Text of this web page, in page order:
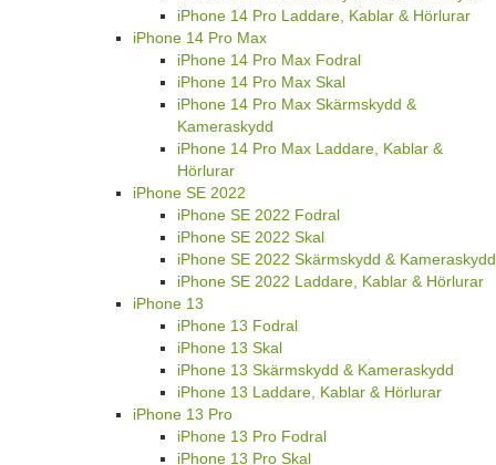
iPhone 14 Pro Laddare, Kablar & Hörlurar
iPhone 14 Pro Max
iPhone 14 Pro Max Fodral
iPhone 14 Pro Max Skal
iPhone 14 Pro Max Skärmskydd &
Kameraskydd
iPhone 14 Pro Max Laddare, Kablar &
Hörlurar
iPhone SE 2022
iPhone SE 2022 Fodral
iPhone SE 2022 Skal
iPhone SE 2022 Skärmskydd & Kameraskydd
iPhone SE 2022 Laddare, Kablar & Hörlurar
iPhone 13
iPhone 13 Fodral
iPhone 13 Skal
iPhone 13 Skärmskydd & Kameraskydd
iPhone 13 Laddare, Kablar & Hörlurar
iPhone 13 Pro
iPhone 13 Pro Fodral
iPhone 13 Pro Skal